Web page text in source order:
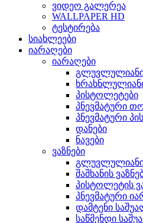
ვიდეო გალერეა
WALLPAPER HD
ტესტირება
სიახლეები
იარაღები
იარაღები
პისტოლეტები
პნევმატური
პნევმატური
დანები
ნავები
ვაზნები
შაშხანის
პისტოლეტის
პნევმატური
დამტენი
საწმენდი